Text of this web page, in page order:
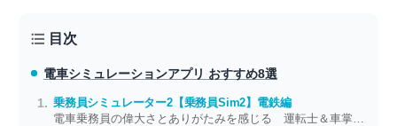
目次
電車シミュレーションアプリ おすすめ8選
乗務員シミュレーター2【乗務員Sim2】電鉄編
電車乗務員の偉大さとありがたみを感じる 運転士＆車掌の本格的な仕事体験